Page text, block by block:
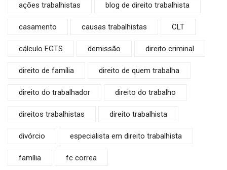
ações trabalhistas blog de direito trabalhista
casamento causas trabalhistas CLT
cálculo FGTS demissão direito criminal
direito de família direito de quem trabalha
direito do trabalhador direito do trabalho
direitos trabalhistas direito trabalhista
divórcio especialista em direito trabalhista
família fc correa